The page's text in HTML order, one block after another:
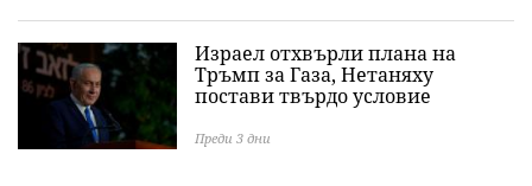
Израел отхвърли плана на
Тръмп за Газа, Нетаняху
постави твърдо условие
Преди 3 дни